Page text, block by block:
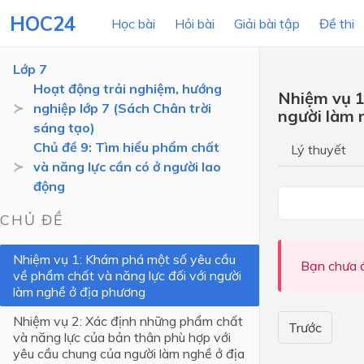
HOC24 Học bài Hỏi bài Giải bài tập Đề thi
LỚP HỌC
Lớp 12
Lớp 9
Lớp 8
Lớp 7
Lớp 6
Lớp 7
Hoạt động trải nghiệm, hướng
nghiệp lớp 7 (Sách Chân trời
sáng tạo)
Chủ đề 9: Tìm hiểu phẩm chất
và năng lực cần có ở người lao
động
CHỦ ĐỀ
Nhiệm vụ 1: Khám phá một số yêu cầu
về phẩm chất và năng lực đối với người
làm nghề ở địa phương
Nhiệm vụ 2: Xác định những phẩm chất
và năng lực của bản thân phù hợp với
yêu cầu chung của người làm nghề ở địa
Nhiệm vụ
người làm
Lý thuyết
Bạn chưa
Trước